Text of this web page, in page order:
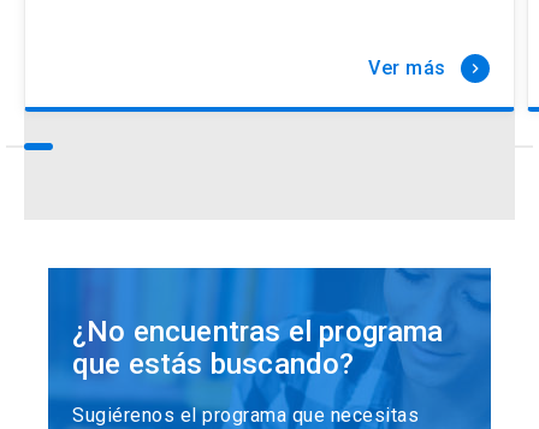
Ver más keyboard_arrow_right
¿No encuentras el programa
que estás buscando?
Sugiérenos el programa que necesitas